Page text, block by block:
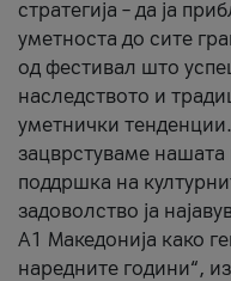
стратегија – да ја
уметноста до сите
од фестивал што
наследството и
уметнички
зацврстуваме нашата
поддршка на
задоволство ја
A1 Македонија како
наредните години“,